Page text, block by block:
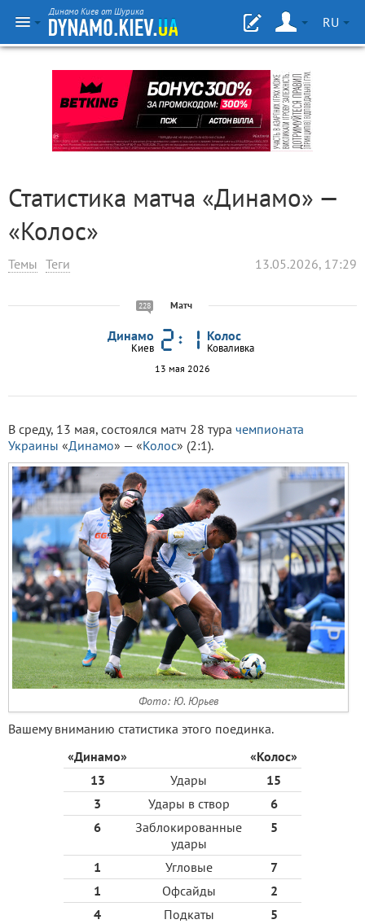
Динамо Киев от Шурика
RU
Статистика матча «Динамо» —
«Колос»
Темы Теги 13.05.2026, 17:29
228 Матч
Динамо
Киев
Колос
Коваливка
13 мая 2026
В среду, 13 мая, состоялся матч 28 тура чемпионата
Украины «Динамо» — «Колос» (2:1).
Фото: Ю. Юрьев
Вашему вниманию статистика этого поединка.
«Динамо»
«Колос»
13
Удары
15
3
Удары в створ
6
6
Заблокированные
удары
5
1 Угловые
7
1
Офсайды
2
4
Подкаты
5